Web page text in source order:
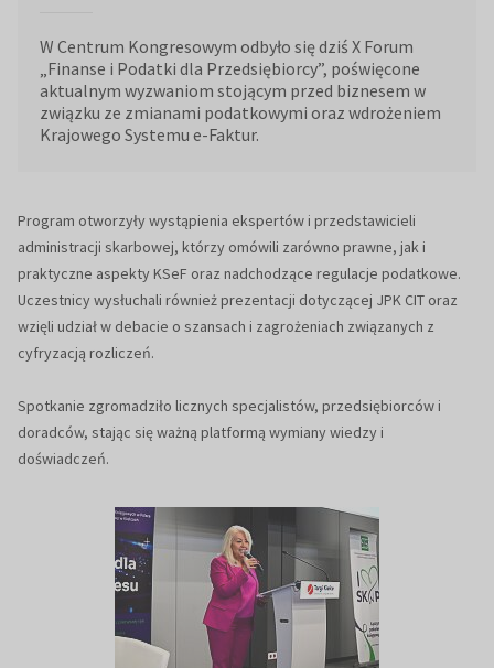
W Centrum Kongresowym odbyło się dziś X Forum
„Finanse i Podatki dla Przedsiębiorcy”, poświęcone
aktualnym wyzwaniom stojącym przed biznesem w
związku ze zmianami podatkowymi oraz wdrożeniem
Krajowego Systemu e-Faktur.
Program otworzyły wystąpienia ekspertów i przedstawicieli
administracji skarbowej, którzy omówili zarówno prawne, jak i
praktyczne aspekty KSeF oraz nadchodzące regulacje podatkowe.
Uczestnicy wysłuchali również prezentacji dotyczącej JPK CIT oraz
wzięli udział w debacie o szansach i zagrożeniach związanych z
cyfryzacją rozliczeń.
Spotkanie zgromadziło licznych specjalistów, przedsiębiorców i
doradców, stając się ważną platformą wymiany wiedzy i
doświadczeń.